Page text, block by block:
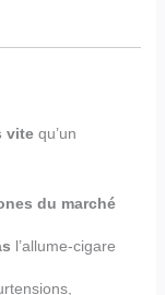
vitequ’un
du marché
l’allume-cigare